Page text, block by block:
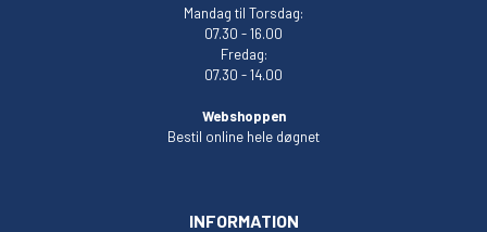
Mandag til Torsdag:
07.30 - 16.00
Fredag:
07.30 - 14.00
Webshoppen
Bestil online hele døgnet
INFORMATION